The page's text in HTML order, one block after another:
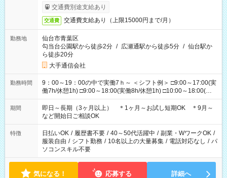
交通費別途支給あり
交通費 交通費支給あり（上限15000円まで/月）
勤務地
仙台市青葉区
勾当台公園駅から徒歩2分 / 広瀬通駅から徒歩5分 / 仙台駅か
ら徒歩20分
大手通信会社
勤務時間
9：00～19：00の中で実働7ｈ～ ＜シフト例＞ □9:00～17:00(実
働7h/休憩1h) □9:00～18:00(実働8h/休憩1h) □10:00～18:00(実
働7h/休憩1h) □10:00～19:00(実働8h/休憩1h) ＊時間固定ＯＫ
期間
即日～長期（3ヶ月以上） ＊1ヶ月～お試し短期OK ＊9月～
など開始日ご相談OK
特徴 日払いOK / 履歴書不要 / 40～50代活躍中 / 副業・WワークOK /
服装自由 / シフト勤務 / 10名以上の大量募集 / 電話対応なし / パ
ソコンスキル不要
気になる！ 応募する 詳細へ